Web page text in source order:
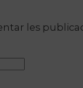
les